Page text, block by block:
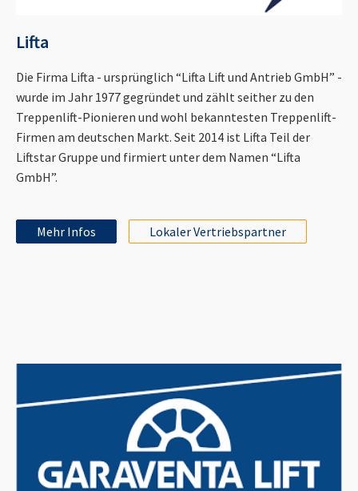
Lifta
Die Firma Lifta - ursprünglich “Lifta Lift und Antrieb GmbH” -
wurde im Jahr 1977 gegründet und zählt seither zu den
Treppenlift-Pionieren und wohl bekanntesten Treppenlift-
Firmen am deutschen Markt. Seit 2014 ist Lifta Teil der
Liftstar Gruppe und firmiert unter dem Namen “Lifta
GmbH”.
Mehr Infos Lokaler Vertriebspartner